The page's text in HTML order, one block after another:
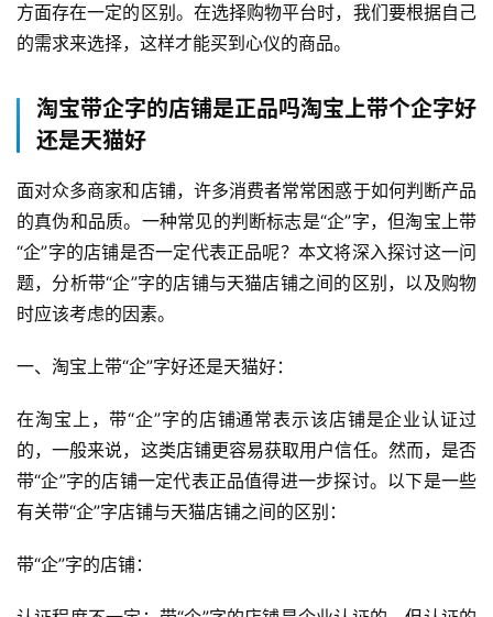
方面存在一定的区别。在选择购物平台时，我们要根据自己
的需求来选择，这样才能买到心仪的商品。
淘宝带企字的店铺是正品吗淘宝上带个企字好
还是天猫好
面对众多商家和店铺，许多消费者常常困惑于如何判断产品
的真伪和品质。一种常见的判断标志是“企”字，但淘宝上带
“企”字的店铺是否一定代表正品呢？本文将深入探讨这一问
题，分析带“企”字的店铺与天猫店铺之间的区别，以及购物
时应该考虑的因素。
一、淘宝上带“企”字好还是天猫好：
在淘宝上，带“企”字的店铺通常表示该店铺是企业认证过
的，一般来说，这类店铺更容易获取用户信任。然而，是否
带“企”字的店铺一定代表正品值得进一步探讨。以下是一些
有关带“企”字店铺与天猫店铺之间的区别：
带“企”字的店铺：